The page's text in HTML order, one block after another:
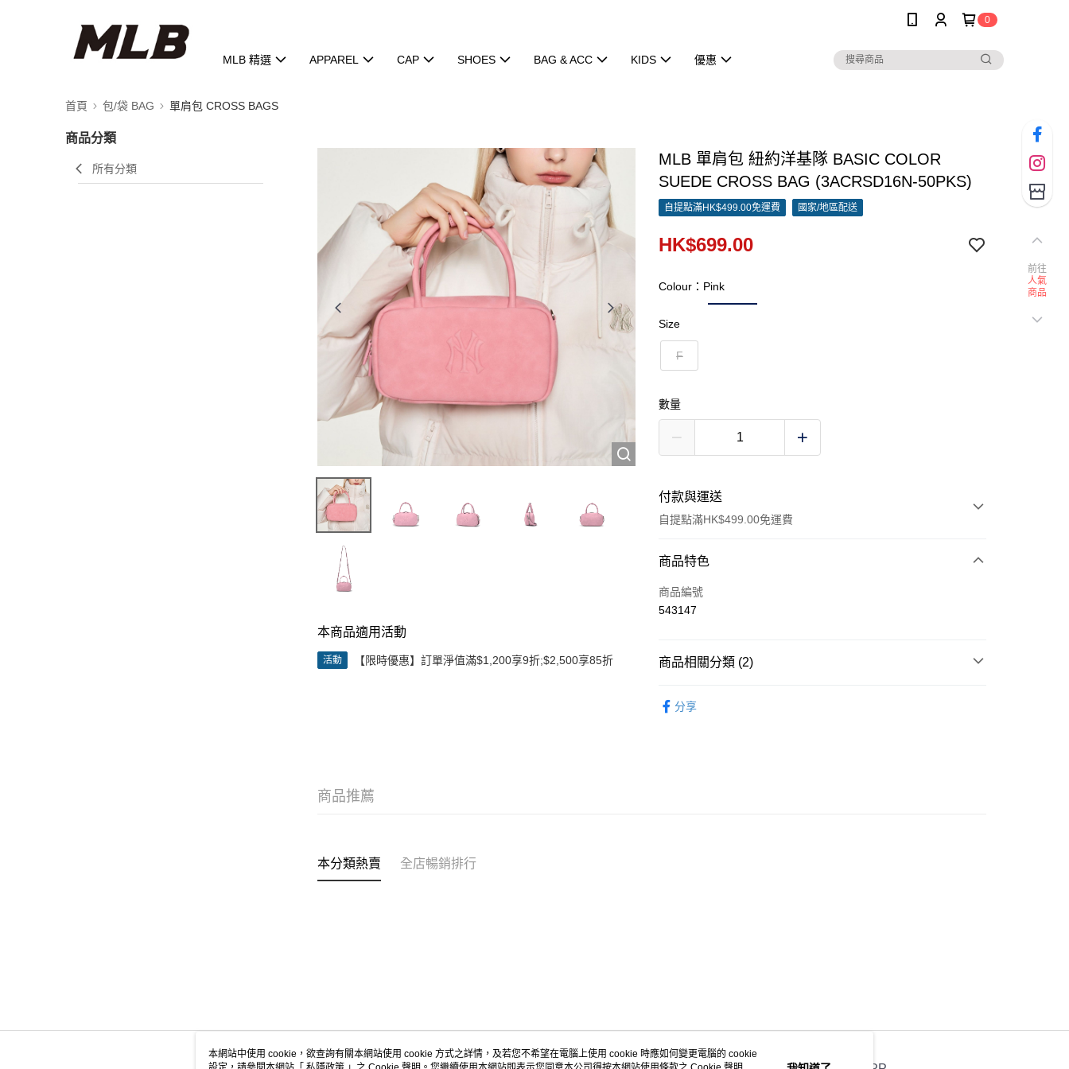
0
MLB 精選 APPAREL CAP SHOES BAG & ACC KIDS 優惠
首頁 包/袋 BAG 單肩包 CROSS BAGS
商品分類
所有分類
本商品適用活動
活動 【限時優惠】訂單淨值滿$1,200享9折;$2,500享85折
MLB 單肩包 紐約洋基隊 BASIC COLOR
SUEDE CROSS BAG (3ACRSD16N-50PKS)
自提點滿HK$499.00免運費 國家/地區配送
HK$699.00
Colour：Pink
Size
F
數量
付款與運送
自提點滿HK$499.00免運費
付款方式
信用卡
WeChat Pay
商品特色
商品編號
543147
商品相關分類 (2)
分享
商品推薦
本分類熱賣 全店暢銷排行
前往
人氣
商品
本網站中使用 cookie，欲查詢有關本網站使用 cookie 方式之詳情，及若您不希望在電腦上使用 cookie 時應如何變更電腦的 cookie